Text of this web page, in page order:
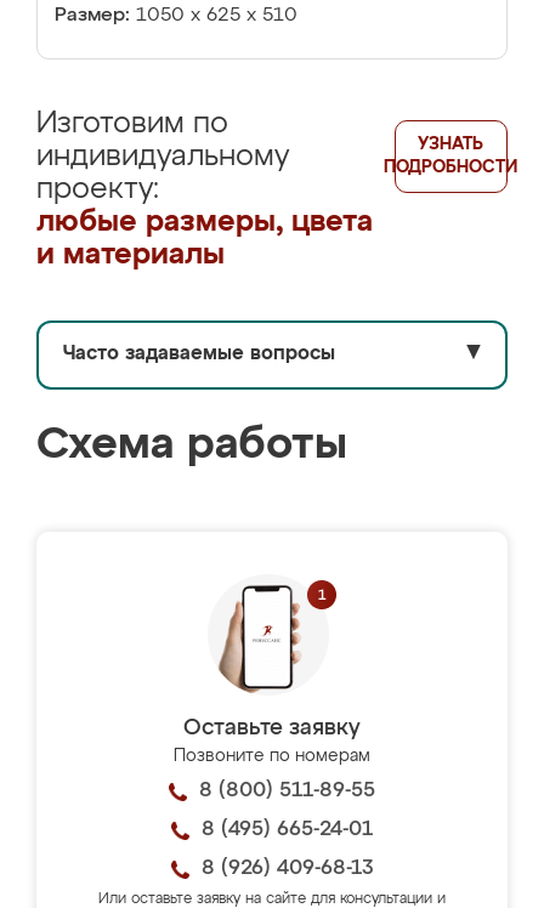
Размер: 1050 х 625 х 510
Изготовим по
индивидуальному
проекту:
любые размеры, цвета
и материалы
УЗНАТЬ
ПОДРОБНОСТИ
Часто задаваемые вопросы ▼
Схема работы
Оставьте заявку
Позвоните по номерам
8 (800) 511-89-55
8 (495) 665-24-01
8 (926) 409-68-13
Или оставьте заявку на сайте для консультации и